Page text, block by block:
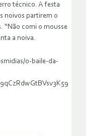
técnico. A festa
noivos partirem o
“Não comi o mousse
a noiva.
o-baile-da-